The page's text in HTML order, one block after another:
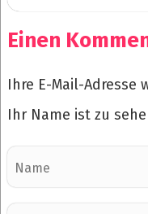
Einen
Ihre E-Mail-
Ihr Name ist zu